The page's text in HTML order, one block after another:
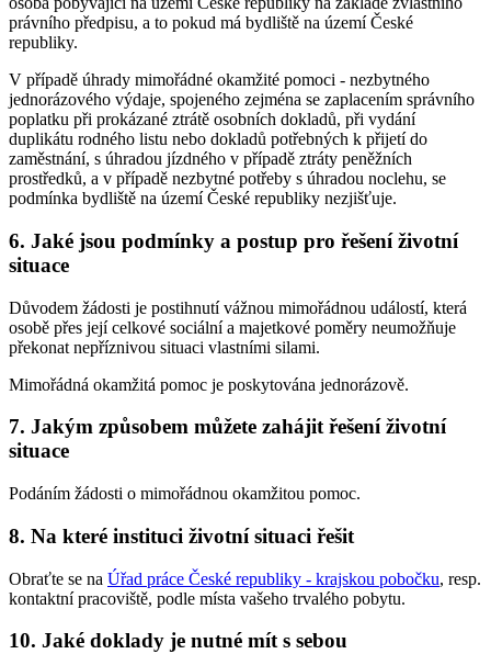
právního předpisu, a to pokud má bydliště na území České
republiky.
V případě úhrady mimořádné okamžité pomoci - nezbytného
jednorázového výdaje, spojeného zejména se zaplacením správního
poplatku při prokázané ztrátě osobních dokladů, při vydání
duplikátu rodného listu nebo dokladů potřebných k přijetí do
zaměstnání, s úhradou jízdného v případě ztráty peněžních
prostředků, a v případě nezbytné potřeby s úhradou noclehu, se
podmínka bydliště na území České republiky nezjišťuje.
6. Jaké jsou podmínky a postup pro řešení životní
situace
Důvodem žádosti je postihnutí vážnou mimořádnou událostí, která
osobě přes její celkové sociální a majetkové poměry neumožňuje
překonat nepříznivou situaci vlastními silami.
Mimořádná okamžitá pomoc je poskytována jednorázově.
7. Jakým způsobem můžete zahájit řešení životní
situace
Podáním žádosti o mimořádnou okamžitou pomoc.
8. Na které instituci životní situaci řešit
Obraťte se na Úřad práce České republiky - krajskou pobočku, resp.
kontaktní pracoviště, podle místa vašeho trvalého pobytu.
10. Jaké doklady je nutné mít s sebou